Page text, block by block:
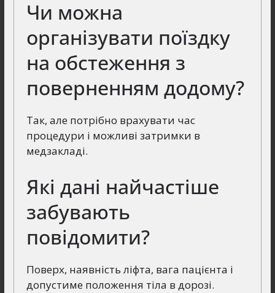
Чи можна
організувати поїздку
на обстеження з
поверненням додому?
Так, але потрібно врахувати час
процедури і можливі затримки в
медзакладі.
Які дані найчастіше
забувають
повідомити?
Поверх, наявність ліфта, вага пацієнта і
допустиме положення тіла в дорозі.